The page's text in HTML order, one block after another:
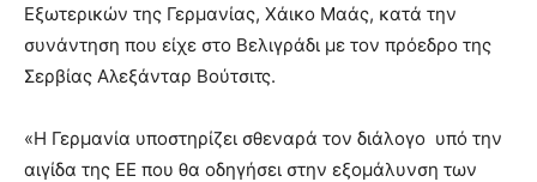
Εξωτερικών της Γερμανίας, Χάικο Μαάς, κατά την
συνάντηση που είχε στο Βελιγράδι με τον πρόεδρο της
Σερβίας Αλεξάνταρ Βούτσιτς.
«Η Γερμανία υποστηρίζει σθεναρά τον διάλογο υπό την
αιγίδα της ΕΕ που θα οδηγήσει στην εξομάλυνση των